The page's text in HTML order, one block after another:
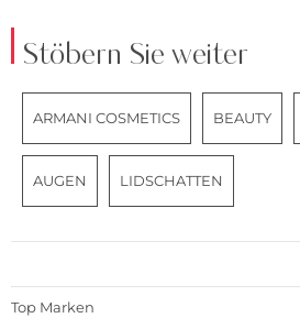
Stöbern Sie weiter
ARMANI COSMETICS BEAUTY
AUGEN LIDSCHATTEN
Top Marken